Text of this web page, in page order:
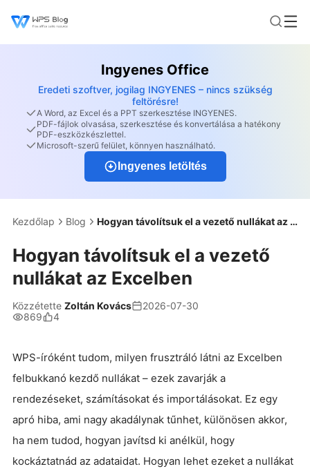
Ingyenes Office
Eredeti szoftver, jogilag INGYENES – nincs szükség
feltörésre!
A Word, az Excel és a PPT szerkesztése INGYENES.
PDF-fájlok olvasása, szerkesztése és konvertálása a hatékony
PDF-eszközkészlettel.
Microsoft-szerű felület, könnyen használható.
Ingyenes letöltés
Kezdőlap Blog Hogyan távolítsuk el a vezető nullákat az Excelben
Hogyan távolítsuk el a vezető
nullákat az Excelben
Közzétette Zoltán Kovács
2026-07-30
869
4
WPS-íróként tudom, milyen frusztráló látni az Excelben
felbukkanó kezdő nullákat – ezek zavarják a
rendezéseket, számításokat és importálásokat. Ez egy
apró hiba, ami nagy akadálynak tűnhet, különösen akkor,
ha nem tudod, hogyan javítsd ki anélkül, hogy
kockáztatnád az adataidat. Hogyan lehet ezeket a nullákat